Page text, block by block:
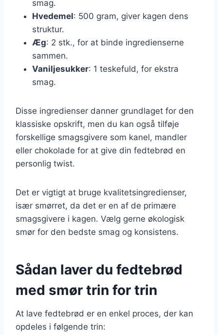
smag.
Hvedemel: 500 gram, giver kagen dens
struktur.
Æg: 2 stk., for at binde ingredienserne
sammen.
Vaniljesukker: 1 teskefuld, for ekstra
smag.
Disse ingredienser danner grundlaget for den
klassiske opskrift, men du kan også tilføje
forskellige smagsgivere som kanel, mandler
eller chokolade for at give din fedtebrød en
personlig twist.
Det er vigtigt at bruge kvalitetsingredienser,
især smørret, da det er en af de primære
smagsgivere i kagen. Vælg gerne økologisk
smør for den bedste smag og konsistens.
Sådan laver du fedtebrød
med smør trin for trin
At lave fedtebrød er en enkel proces, der kan
opdeles i følgende trin: